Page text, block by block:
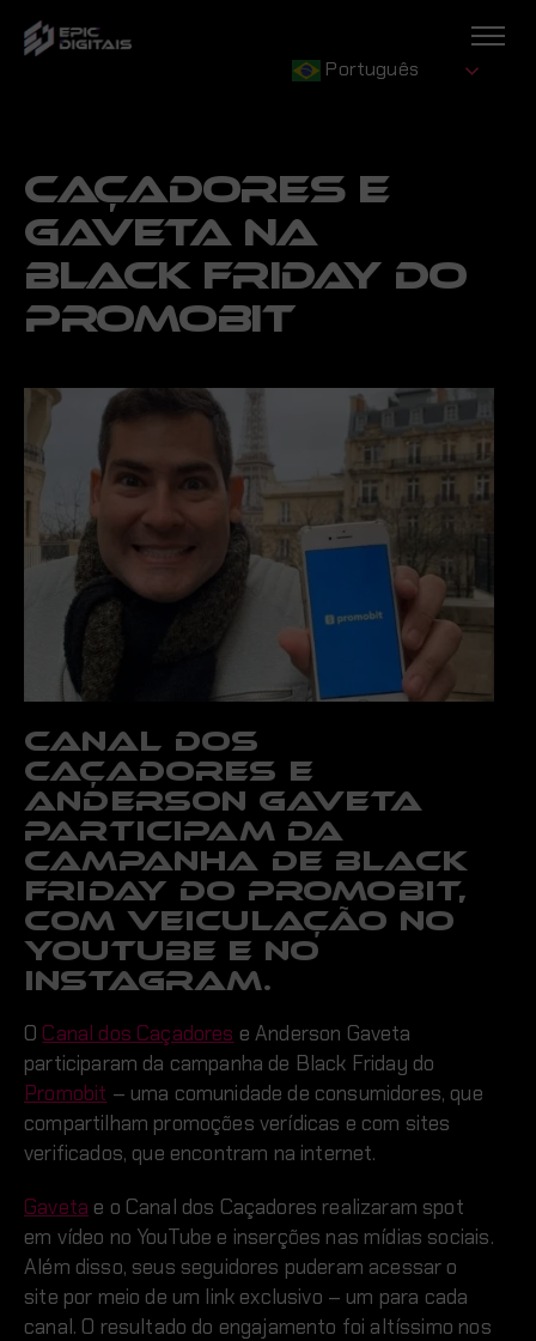
CAÇADORES E
GAVETA NA
BLACK FRIDAY DO
PROMOBIT
Canal dos
Caçadores e
Anderson Gaveta
participam da
campanha de Black
Friday do Promobit,
com veiculação no
YouTube e no
Instagram.
O Canal dos Caçadores e Anderson Gaveta
participaram da campanha de Black Friday do
Promobit – uma comunidade de consumidores, que
compartilham promoções verídicas e com sites
verificados, que encontram na internet.
Gaveta e o Canal dos Caçadores realizaram spot
em vídeo no YouTube e inserções nas mídias sociais.
Além disso, seus seguidores puderam acessar o
site por meio de um link exclusivo – um para cada
canal. O resultado do engajamento foi altíssimo nos
Português